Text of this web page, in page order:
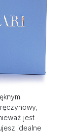
jest
idealne